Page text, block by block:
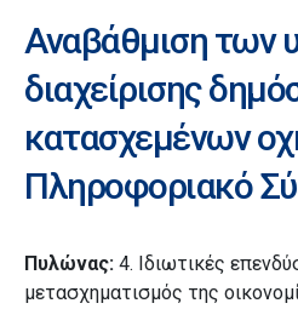
Αναβάθμιση των
διαχείρισης
κατασχεμένων
Πληροφοριακό
Πυλώνας: 4. Ιδιωτικές
μετασχηματισμός της